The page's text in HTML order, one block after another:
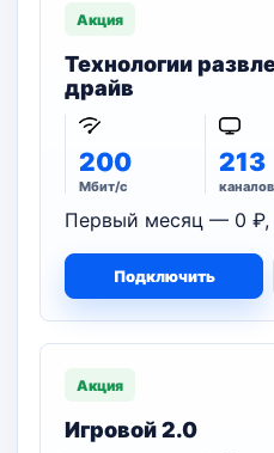
Акция
Технологии
драйв
200
Мбит/с
213
каналов
Первый месяц — 0 ₽,
Подключить
Акция
Игровой 2.0